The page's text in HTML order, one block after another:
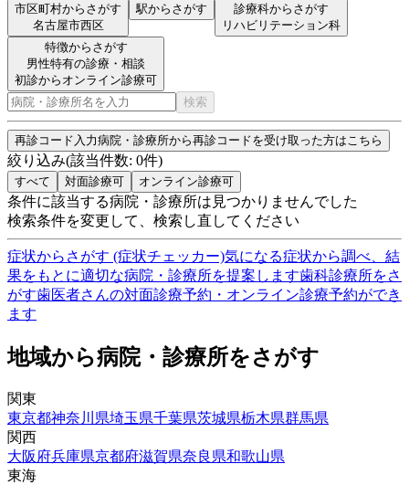
市区町村からさがす
名古屋市西区
駅からさがす
診療科からさがす
リハビリテーション科
特徴からさがす
男性特有の診療・相談
初診からオンライン診療可
検索
再診コード入力病院・診療所から再診コードを受け取った方はこちら
絞り込み(該当件数: 0件)
すべて 対面診療可 オンライン診療可
条件に該当する病院・診療所は見つかりませんでした
検索条件を変更して、検索し直してください
症状からさがす (症状チェッカー)気になる症状から調べ、結
果をもとに適切な病院・診療所を提案します歯科診療所をさ
がす歯医者さんの対面診療予約・オンライン診療予約ができ
ます
地域から病院・診療所をさがす
関東
東京都神奈川県埼玉県千葉県茨城県栃木県群馬県
関西
大阪府兵庫県京都府滋賀県奈良県和歌山県
東海